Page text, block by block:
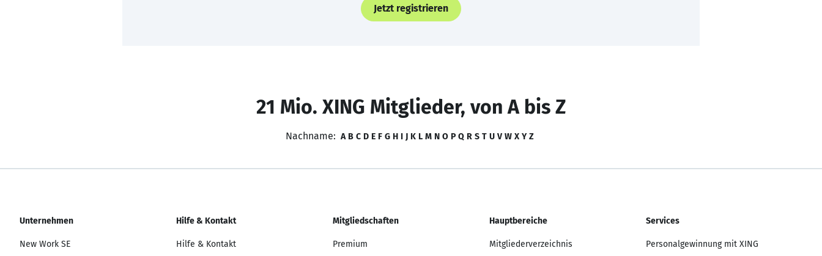
Jetzt registrieren
21 Mio. XING Mitglieder, von A bis Z
Nachname: A B C D E F G H I J K L M N O P Q R S T U V W X Y Z
Unternehmen
New Work SE
Hilfe & Kontakt
Hilfe & Kontakt
Mitgliedschaften
Premium
Hauptbereiche
Mitgliederverzeichnis
Services
Personalgewinnung mit XING